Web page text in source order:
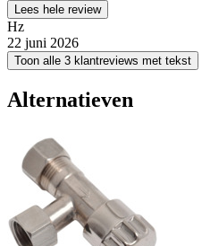
Lees hele review
Hz
22 juni 2026
Toon alle 3 klantreviews met tekst
Alternatieven